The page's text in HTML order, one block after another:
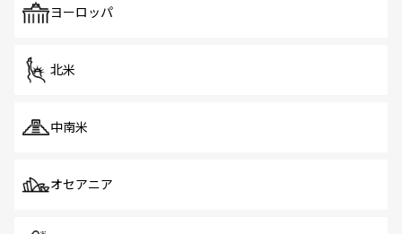
で、ホーカーズは地元の風情を楽しめる外せないスポット
ヨーロッパ
北米
中南米
オセアニア